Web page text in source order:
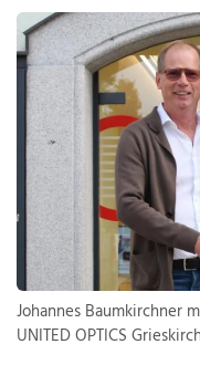
Johannes Baumkirchner
UNITED OPTICS